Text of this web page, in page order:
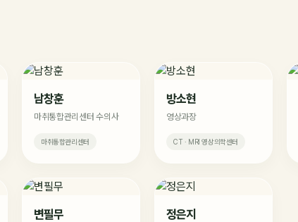
남창훈
마취통합관리센터 수의사
마취통합관리센터
방소현
영상과장
CT · MRI 영상의학센터
변필무 정은지